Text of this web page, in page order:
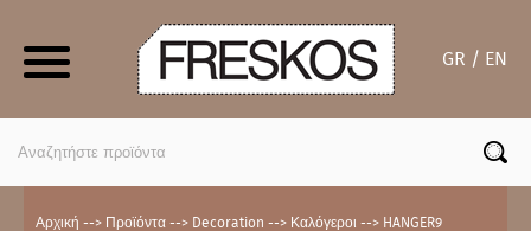
GR / EN
Αρχική --> Προϊόντα --> Decoration --> Καλόγεροι --> HANGER9